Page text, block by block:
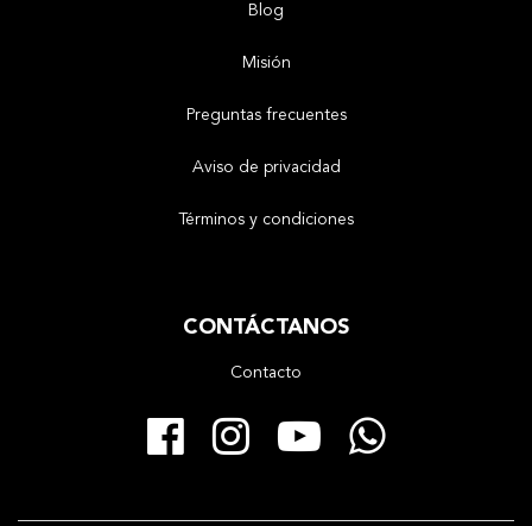
Blog
Misión
Preguntas frecuentes
Aviso de privacidad
Términos y condiciones
CONTÁCTANOS
Contacto
Facebook
Instagram
YouTube